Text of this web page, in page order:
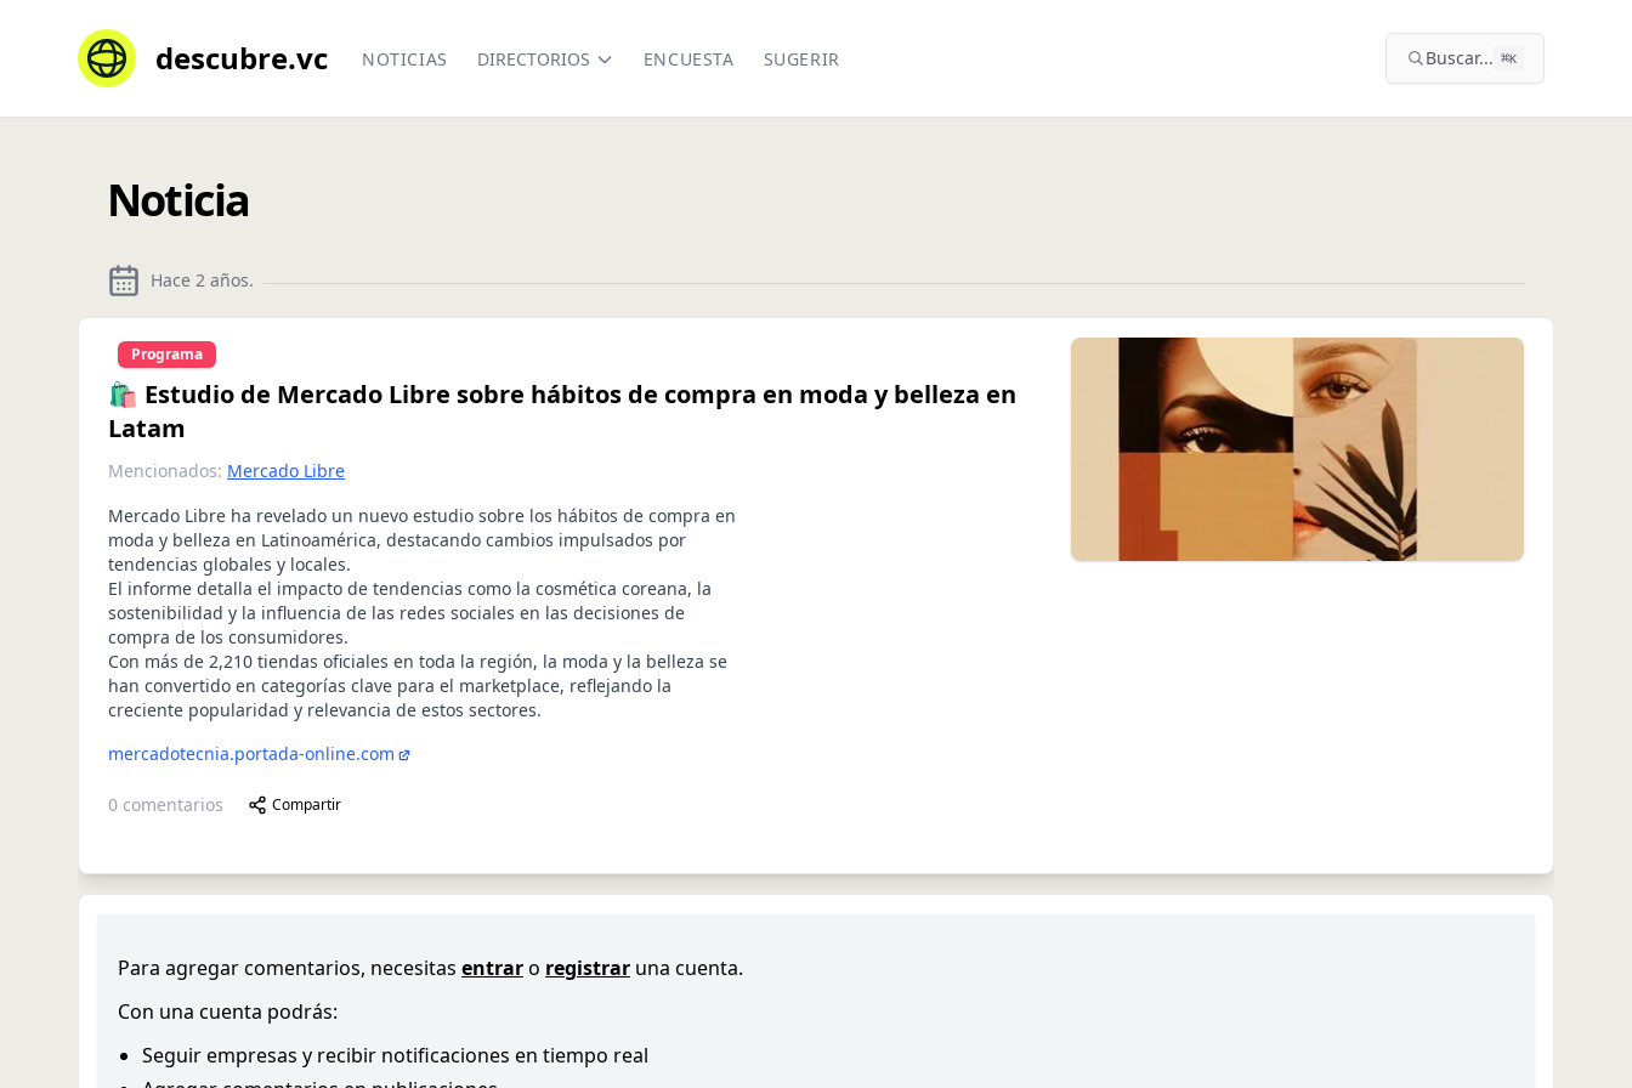
descubre.vc NOTICIAS DIRECTORIOS ENCUESTA SUGERIR Buscar... ⌘K
Noticia
Hace 2 años.
Programa
🛍️ Estudio de Mercado Libre sobre hábitos de compra en moda y belleza en
Latam
Mencionados: Mercado Libre
Mercado Libre ha revelado un nuevo estudio sobre los hábitos de compra en
moda y belleza en Latinoamérica, destacando cambios impulsados por
tendencias globales y locales.
El informe detalla el impacto de tendencias como la cosmética coreana, la
sostenibilidad y la influencia de las redes sociales en las decisiones de
compra de los consumidores.
Con más de 2,210 tiendas oficiales en toda la región, la moda y la belleza se
han convertido en categorías clave para el marketplace, reflejando la
creciente popularidad y relevancia de estos sectores.
mercadotecnia.portada-online.com
0 comentarios Compartir
Para agregar comentarios, necesitas entraro registrar una cuenta.
Con una cuenta podrás:
Seguir empresas y recibir notificaciones en tiempo real